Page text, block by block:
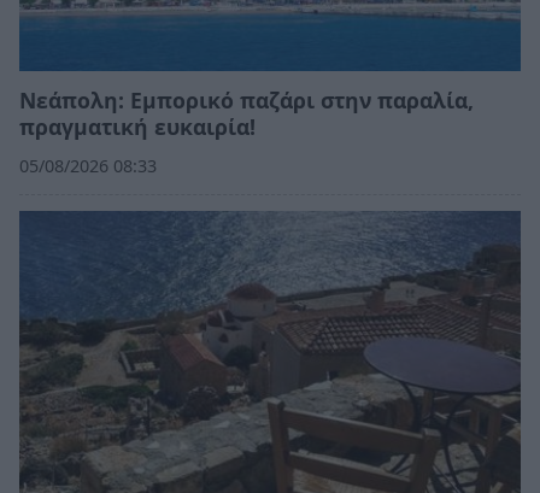
Νεάπολη: Εμπορικό παζάρι στην παραλία,
πραγματική ευκαιρία!
05/08/2026 08:33